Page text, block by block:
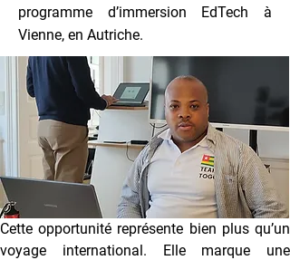
programme d’immersion EdTech à
Vienne, en Autriche.
Cette opportunité représente bien plus qu’un
voyage international. Elle marque une